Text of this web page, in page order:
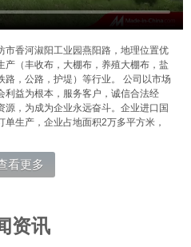
市香河淑阳工业园燕阳路，地理位置优
产（丰收布，大棚布，养殖大棚布，盐
，公路，护堤）等行业。 公司以市场
利益为根本，服务客户，诚信合法经
，为成为企业永远奋斗。企业进口国
生产，企业占地面积2万多平方米，
看更多
资讯